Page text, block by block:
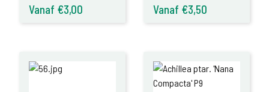
Vanaf €3,00 Vanaf €3,50